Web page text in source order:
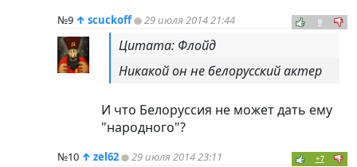
№9 ↑ scuckoff 29 июля 2014 21:44 0
Цитата: Флойд
Никакой он не белорусский актер
И что Белоруссия не может дать ему
"народного"?
№10 ↑ zel62 29 июля 2014 23:11 +7